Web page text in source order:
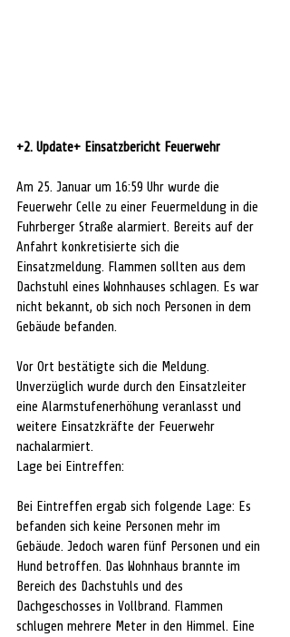
+2. Update+ Einsatzbericht Feuerwehr
Am 25. Januar um 16:59 Uhr wurde die
Feuerwehr Celle zu einer Feuermeldung in die
Fuhrberger Straße alarmiert. Bereits auf der
Anfahrt konkretisierte sich die
Einsatzmeldung. Flammen sollten aus dem
Dachstuhl eines Wohnhauses schlagen. Es war
nicht bekannt, ob sich noch Personen in dem
Gebäude befanden.
Vor Ort bestätigte sich die Meldung.
Unverzüglich wurde durch den Einsatzleiter
eine Alarmstufenerhöhung veranlasst und
weitere Einsatzkräfte der Feuerwehr
nachalarmiert.
Lage bei Eintreffen:
Bei Eintreffen ergab sich folgende Lage: Es
befanden sich keine Personen mehr im
Gebäude. Jedoch waren fünf Personen und ein
Hund betroffen. Das Wohnhaus brannte im
Bereich des Dachstuhls und des
Dachgeschosses in Vollbrand. Flammen
schlugen mehrere Meter in den Himmel. Eine